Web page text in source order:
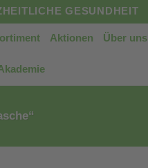
GESUNDHEIT
Aktionen Über uns